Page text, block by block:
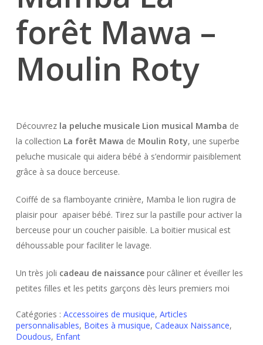
forêt Mawa –
Moulin Roty
Découvrezla peluche musicale Lion musical Mamba de
la collection La forêt Mawa de Moulin Roty, une superbe
peluche musicale qui aidera bébé à s’endormir paisiblement
grâce à sa douce berceuse.
Coiffé de sa flamboyante crinière, Mamba le lion rugira de
plaisir pour apaiser bébé. Tirez sur la pastille pour activer la
berceuse pour un coucher paisible. La boitier musical est
déhoussable pour faciliter le lavage.
Un très joli cadeau de naissancepour câliner et éveiller les
petites filles et les petits garçons dès leurs premiers moi
Catégories : Accessoires de musique, Articles
personnalisables, Boites à musique, Cadeaux Naissance,
Doudous, Enfant